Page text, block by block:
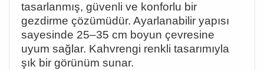
tasarlanmış, güvenli ve konforlu bir
gezdirme çözümüdür. Ayarlanabilir yapısı
sayesinde 25–35 cm boyun çevresine
uyum sağlar. Kahvrengi renkli tasarımıyla
şık bir görünüm sunar.